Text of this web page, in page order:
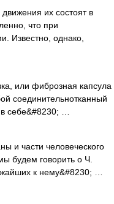
их состоят в
что при
Известно, однако,
или фиброзная капсула
соединительнотканный
себе&#8230; …
и части человеческого
будем говорить о Ч.
к нему&#8230; …